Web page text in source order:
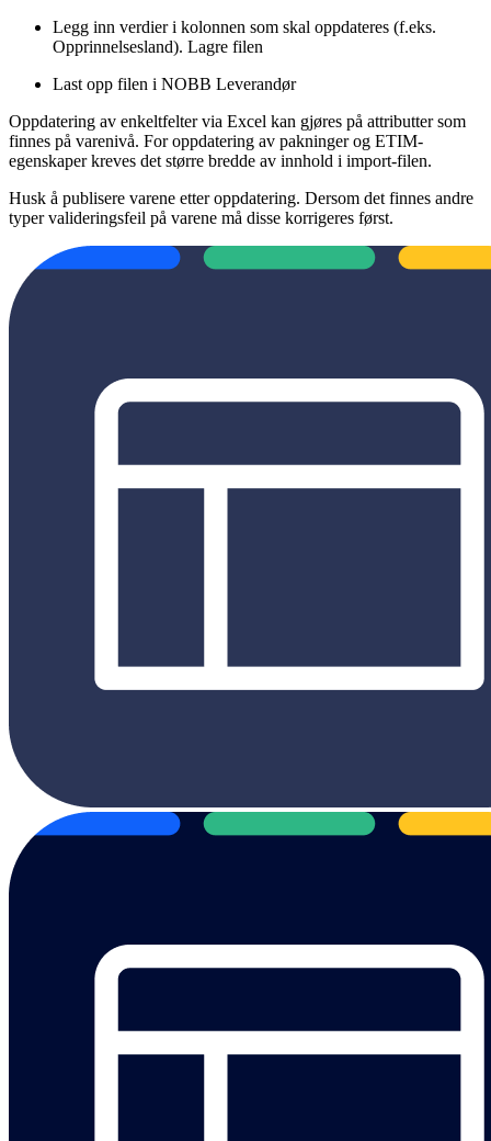
Legg inn verdier i kolonnen som skal oppdateres (f.eks.
Opprinnelsesland). Lagre filen
Last opp filen i NOBB Leverandør
Oppdatering av enkeltfelter via Excel kan gjøres på attributter som
finnes på varenivå. For oppdatering av pakninger og ETIM-
egenskaper kreves det større bredde av innhold i import-filen.
Husk å publisere varene etter oppdatering. Dersom det finnes andre
typer valideringsfeil på varene må disse korrigeres først.